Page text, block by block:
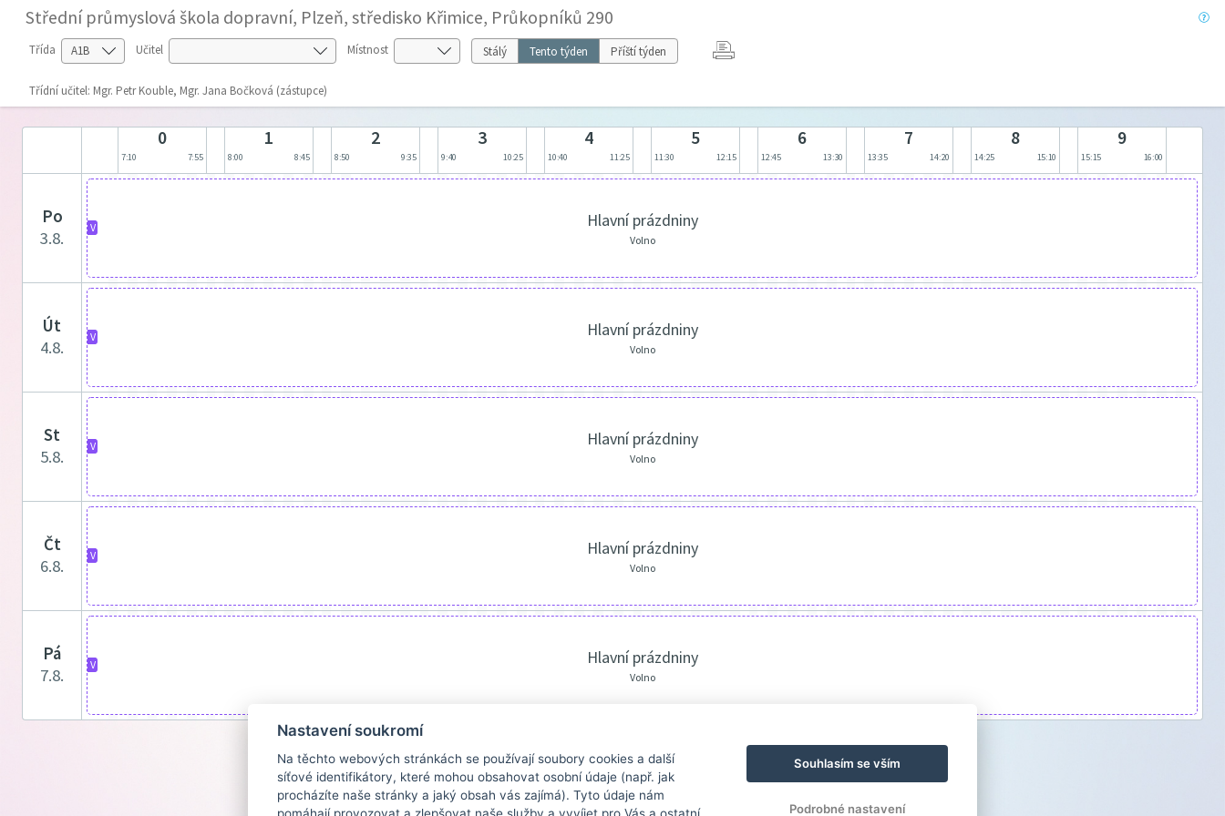
Střední průmyslová škola dopravní, Plzeň, středisko Křimice, Průkopníků 290
Třída Učitel Místnost Stálý Tento týden Příští týden
Třídní učitel: Mgr. Petr Kouble, Mgr. Jana Bočková (zástupce)
0
7:10 7:55
1
8:00 8:45
2
8:50 9:35
3
9:40 10:25
4
10:40 11:25
5
11:30 12:15
6
12:45 13:30
7
13:35 14:20
8
14:25 15:10
9
15:15 16:00
po
3.8.
V Hlavní prázdniny
Volno
út
4.8.
V Hlavní prázdniny
Volno
st
5.8.
V Hlavní prázdniny
Volno
čt
6.8.
V Hlavní prázdniny
Volno
pá
7.8.
V Hlavní prázdniny
Volno
Nastavení soukromí
Na těchto webových stránkách se používají soubory cookies a další
síťové identifikátory, které mohou obsahovat osobní údaje (např. jak
procházíte naše stránky a jaký obsah vás zajímá). Tyto údaje nám
Souhlasím se vším
Podrobné nastavení